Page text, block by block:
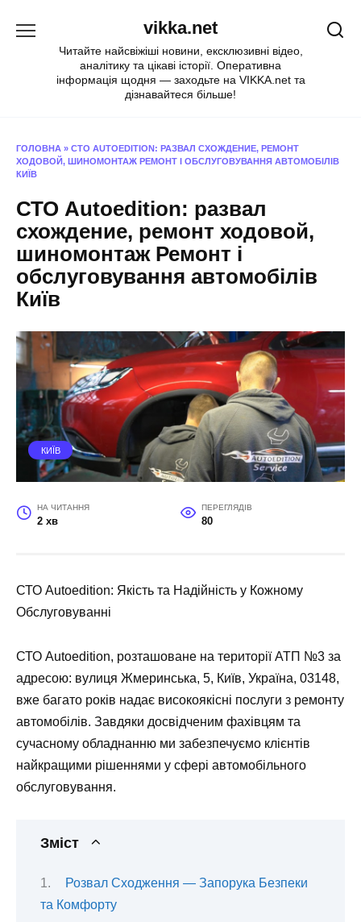
vikka.net
Читайте найсвіжіші новини, ексклюзивні відео,
аналітику та цікаві історії. Оперативна
інформація щодня — заходьте на VIKKA.net та
дізнавайтеся більше!
ГОЛОВНА » СТО AUTOEDITION: РАЗВАЛ СХОЖДЕНИЕ, РЕМОНТ
ХОДОВОЙ, ШИНОМОНТАЖ РЕМОНТ І ОБСЛУГОВУВАННЯ АВТОМОБІЛІВ
КИЇВ
СТО Autoedition: развал
схождение, ремонт ходовой,
шиномонтаж Ремонт і
обслуговування автомобілів
Київ
КИЇВ
НА ЧИТАННЯ
2 хв
ПЕРЕГЛЯДІВ
80
СТО Autoedition: Якість та Надійність у Кожному
Обслуговуванні
СТО Autoedition, розташоване на території АТП №3 за
адресою: вулиця Жмеринська, 5, Київ, Україна, 03148,
вже багато років надає високоякісні послуги з ремонту
автомобілів. Завдяки досвідченим фахівцям та
сучасному обладнанню ми забезпечуємо клієнтів
найкращими рішеннями у сфері автомобільного
обслуговування.
Зміст
Розвал Сходження — Запорука Безпеки
та Комфорту